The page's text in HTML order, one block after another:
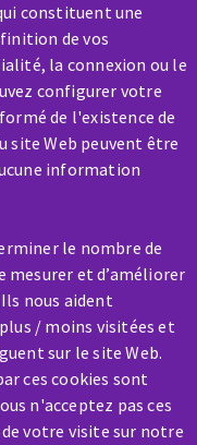
constituent une
de vos
la connexion ou le
configurer votre
de l'existence de
site Web peuvent être
information
le nombre de
mesurer et d’améliorer
nous aident
/ moins visitées et
sur le site Web.
ces cookies sont
n'acceptez pas ces
votre visite sur notre
En panne ?